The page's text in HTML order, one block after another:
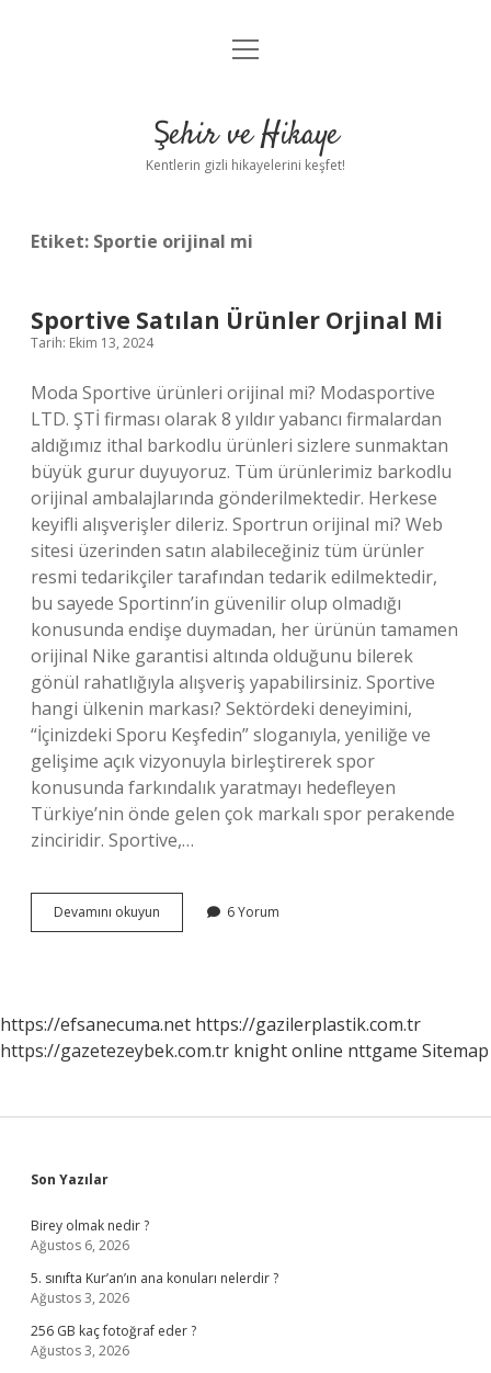
Anasayfa
Yasal Uyarı
menüyü
Şehir ve Hikaye
Kentlerin gizli hikayelerini keşfet!
Etiket: Sportie orijinal mi
Sportive Satılan Ürünler Orjinal Mi
Tarih: Ekim 13, 2024
Moda Sportive ürünleri orijinal mi? Modasportive
LTD. ŞTİ firması olarak 8 yıldır yabancı firmalardan
aldığımız ithal barkodlu ürünleri sizlere sunmaktan
büyük gurur duyuyoruz. Tüm ürünlerimiz barkodlu
orijinal ambalajlarında gönderilmektedir. Herkese
keyifli alışverişler dileriz. Sportrun orijinal mi? Web
sitesi üzerinden satın alabileceğiniz tüm ürünler
resmi tedarikçiler tarafından tedarik edilmektedir,
bu sayede Sportinn’in güvenilir olup olmadığı
konusunda endişe duymadan, her ürünün tamamen
orijinal Nike garantisi altında olduğunu bilerek
gönül rahatlığıyla alışveriş yapabilirsiniz. Sportive
hangi ülkenin markası? Sektördeki deneyimini,
“İçinizdeki Sporu Keşfedin” sloganıyla, yeniliğe ve
gelişime açık vizyonuyla birleştirerek spor
konusunda farkındalık yaratmayı hedefleyen
Türkiye’nin önde gelen çok markalı spor perakende
zinciridir. Sportive,…
Devamını okuyun Sportive
Satılan
6 Yorum
https://efsanecuma.net https://gazilerplastik.com.tr
https://gazetezeybek.com.tr knight online nttgame Sitemap
Sidebar
Son Yazılar
Birey olmak nedir ?
Ağustos 6, 2026
5. sınıfta Kur’an’ın ana konuları nelerdir ?
Ağustos 3, 2026
256 GB kaç fotoğraf eder ?
Ağustos 3, 2026